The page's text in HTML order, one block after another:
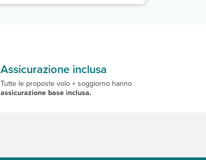
Assicurazione inclusa
Tutte le proposte volo + soggiorno hanno
assicurazione base inclusa.